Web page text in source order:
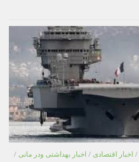
/ اخبار اقتصادی / اخبار بهداشتی ودر مانی /